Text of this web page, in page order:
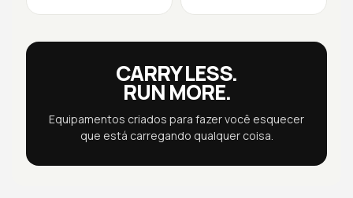
CARRY LESS.
RUN MORE.
Equipamentos criados para fazer você esquecer
que está carregando qualquer coisa.